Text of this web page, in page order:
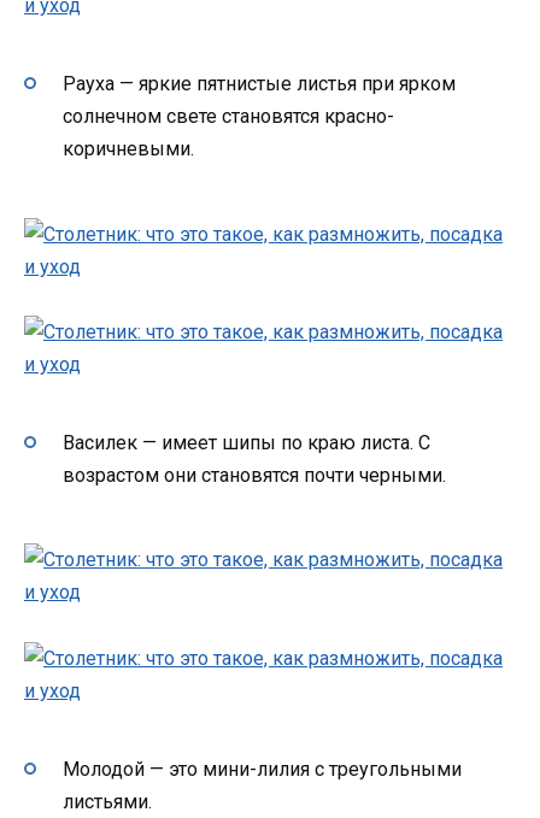
Рауха — яркие пятнистые листья при ярком
солнечном свете становятся красно-
коричневыми.
Василек — имеет шипы по краю листа. С
возрастом они становятся почти черными.
Молодой — это мини-лилия с треугольными
листьями.